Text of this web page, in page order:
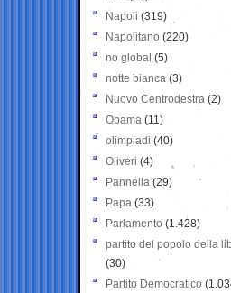
Napoli (319)
Napolitano (220)
no global (5)
notte bianca (3)
Nuovo Centrodestra (2)
Obama (11)
olimpiadi (40)
Oliveri (4)
Pannella (29)
Papa (33)
Parlamento (1.428)
partito del popolo della
(30)
Partito Democratico